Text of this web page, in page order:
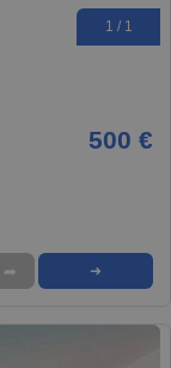
1 / 1
500 €
➦ ➜